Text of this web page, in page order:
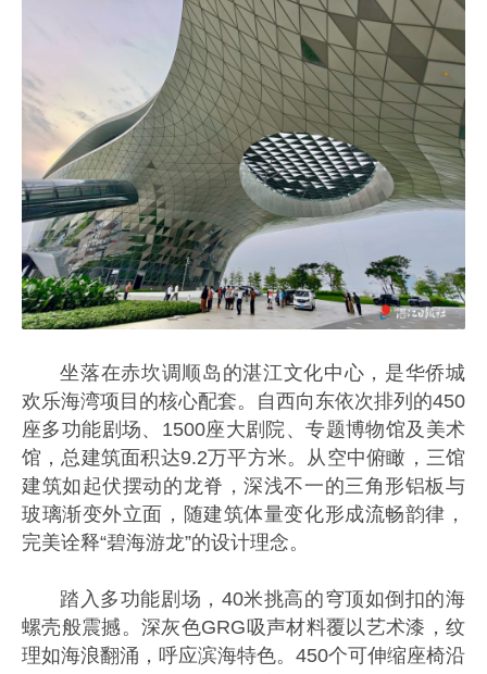
坐落在赤坎调顺岛的湛江文化中心，是华侨城
欢乐海湾项目的核心配套。自西向东依次排列的450
座多功能剧场、1500座大剧院、专题博物馆及美术
馆，总建筑面积达9.2万平方米。从空中俯瞰，三馆
建筑如起伏摆动的龙脊，深浅不一的三角形铝板与
玻璃渐变外立面，随建筑体量变化形成流畅韵律，
完美诠释“碧海游龙”的设计理念。
踏入多功能剧场，40米挑高的穹顶如倒扣的海
螺壳般震撼。深灰色GRG吸声材料覆以艺术漆，纹
理如海浪翻涌，呼应滨海特色。450个可伸缩座椅沿